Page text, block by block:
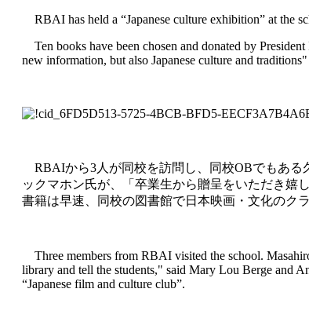
RBAI has held a “Japanese culture exhibition” at the
Ten books have been chosen and donated by
new information, but also Japanese culture and traditions"
RBAIから3人が同校を訪問し、同校OBでもある
ックマホン氏が、「卒業生から贈呈をいただき嬉
書籍は早速、同校の図書館で日本映画・文化のク
Three members from RBAI visited the school.
library and tell the students," said Mary Lou Berge and
“Japanese film and culture club”.